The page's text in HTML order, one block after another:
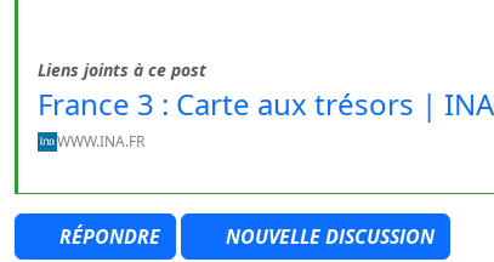
Liens joints à ce post
France 3 : Carte aux trésors | INA
WWW.INA.FR
RÉPONDRE NOUVELLE DISCUSSION